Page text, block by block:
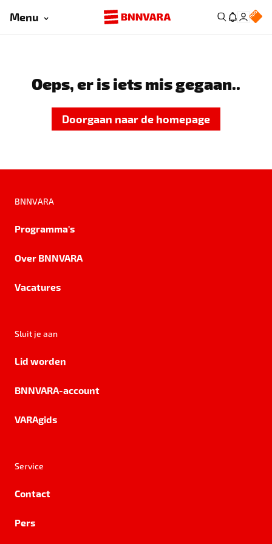
Menu
Oeps, er is iets mis gegaan..
Doorgaan naar de homepage
BNNVARA
Programma's
Over BNNVARA
Vacatures
Sluit je aan
Lid worden
BNNVARA-account
VARAgids
Service
Contact
Pers